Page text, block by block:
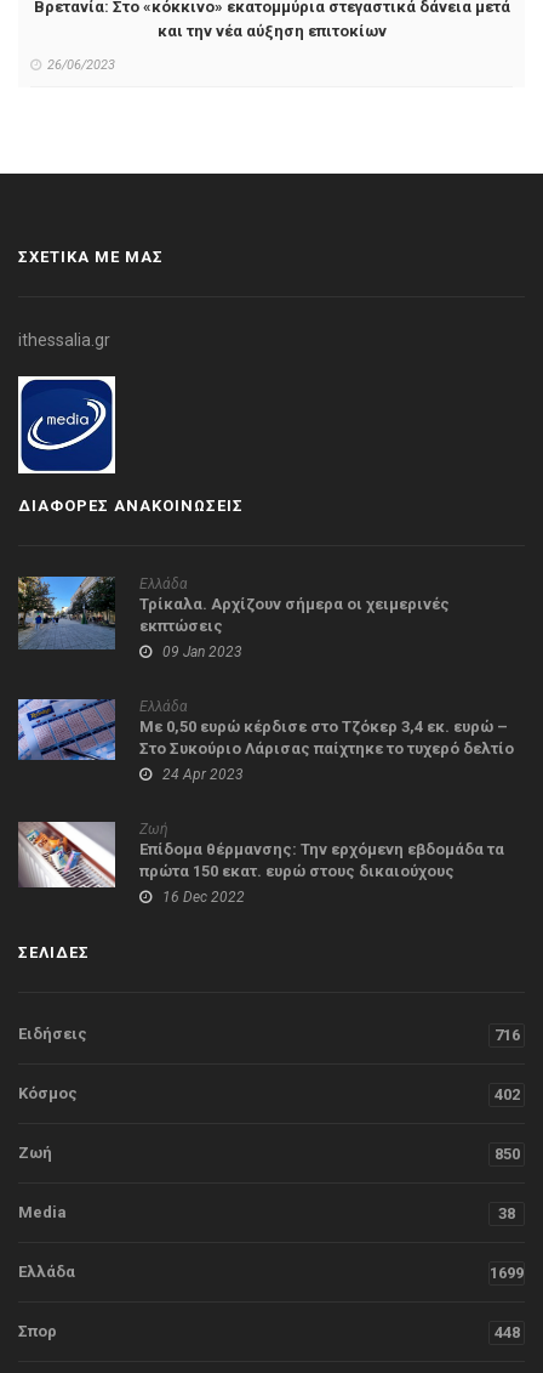
Βρετανία: Στο «κόκκινο» εκατομμύρια στεγαστικά δάνεια μετά
και την νέα αύξηση επιτοκίων
26/06/2023
ΣΧΕΤΙΚΑ ΜΕ ΜΑΣ
ithessalia.gr
ΔΙΑΦΟΡΕΣ ΑΝΑΚΟΙΝΩΣΕΙΣ
Ελλάδα
Τρίκαλα. Αρχίζουν σήμερα οι χειμερινές
εκπτώσεις
09 Jan 2023
Ελλάδα
Με 0,50 ευρώ κέρδισε στο Τζόκερ 3,4 εκ. ευρώ –
Στο Συκούριο Λάρισας παίχτηκε το τυχερό δελτίο
24 Apr 2023
Ζωή
Επίδομα θέρμανσης: Την ερχόμενη εβδομάδα τα
πρώτα 150 εκατ. ευρώ στους δικαιούχους
16 Dec 2022
ΣΕΛΙΔΕΣ
Ειδήσεις 716
Κόσμος 402
Ζωή 850
Media 38
Ελλάδα 1699
Σπορ 448